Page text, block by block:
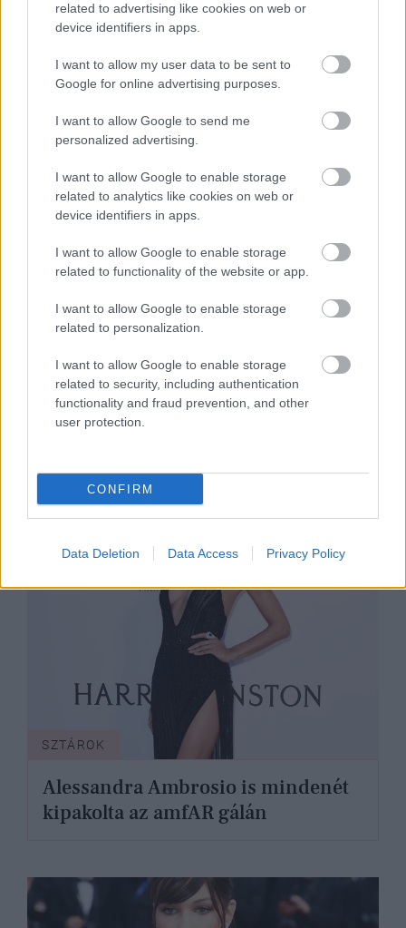
related to advertising like cookies on web or
device identifiers in apps.
I want to allow my user data to be sent to
Google for online advertising purposes.
I want to allow Google to send me
personalized advertising.
I want to allow Google to enable storage
related to analytics like cookies on web or
device identifiers in apps.
I want to allow Google to enable storage
related to functionality of the website or app.
I want to allow Google to enable storage
related to personalization.
I want to allow Google to enable storage
related to security, including authentication
functionality and fraud prevention, and other
user protection.
CONFIRM
Data Deletion Data Access Privacy Policy
SZTÁROK
Jessica Alba, nem ismerünk rád!
Őrülten vadító ez a szett!
SZTÁROK
Kylie Jenner miért öregíted így
SZTÁROK
Alessandra Ambrosio is mindenét
kipakolta az amfAR gálán